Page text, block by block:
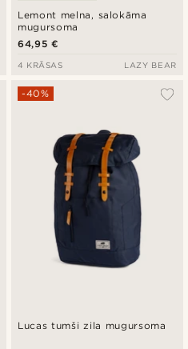
Lemont melna, salokāma
mugursoma
64,95 €
4 KRĀSAS LAZY BEAR
Lucas tumši zila mugursoma
-40%